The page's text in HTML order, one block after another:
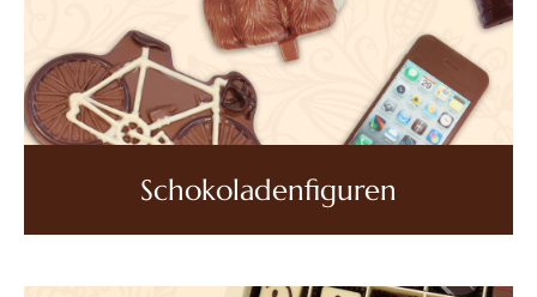
Schokoladenfiguren